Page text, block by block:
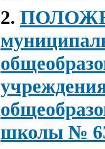
2.
школы №